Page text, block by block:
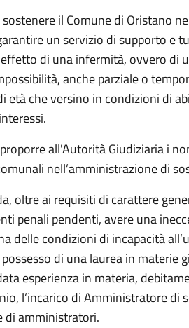
il Comune di Oristano
un servizio di supporto e
di una infermità, ovvero di
anche parziale o
età che versino in condizioni di
all'Autorità Giudiziaria i
nell’amministrazione di
oltre ai requisiti di carattere
penali pendenti, avere una
delle condizioni di incapacità
di una laurea in
esperienza in materia,
l’incarico di Amministratore di
di amministratori.